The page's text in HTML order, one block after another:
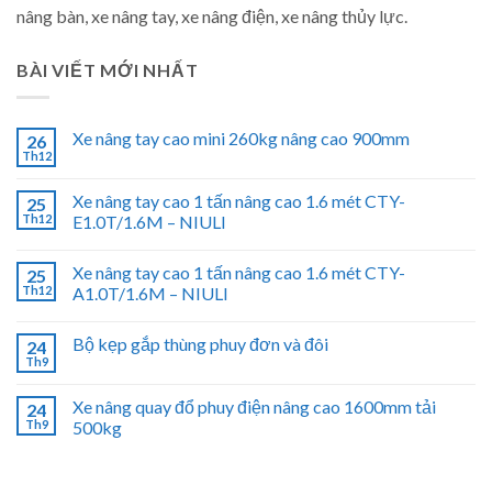
nâng bàn, xe nâng tay, xe nâng điện, xe nâng thủy lực.
BÀI VIẾT MỚI NHẤT
26
Th12
Xe nâng tay cao mini 260kg nâng cao 900mm
25
Th12
Xe nâng tay cao 1 tấn nâng cao 1.6 mét CTY-
E1.0T/1.6M – NIULI
25
Th12
Xe nâng tay cao 1 tấn nâng cao 1.6 mét CTY-
A1.0T/1.6M – NIULI
24
Th9
Bộ kẹp gắp thùng phuy đơn và đôi
24
Th9
Xe nâng quay đổ phuy điện nâng cao 1600mm tải
500kg